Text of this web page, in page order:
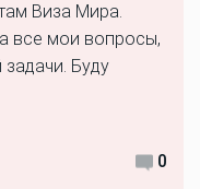
Виза Мира.
все мои вопросы,
Буду
0